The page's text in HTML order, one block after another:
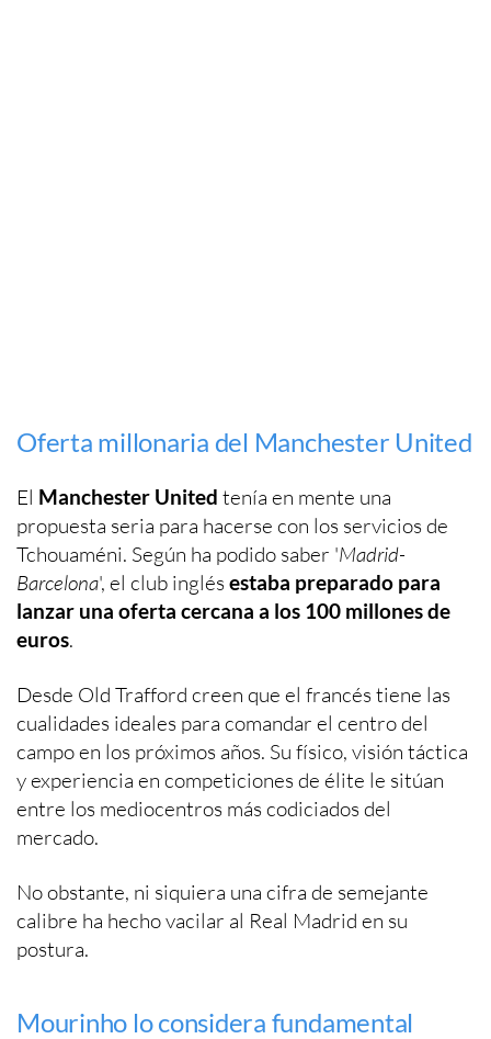
Oferta millonaria del Manchester United
El Manchester United tenía en mente una
propuesta seria para hacerse con los servicios de
Tchouaméni. Según ha podido saber 'Madrid-
Barcelona', el club inglés estaba preparado para
lanzar una oferta cercana a los 100 millones de
euros.
Desde Old Trafford creen que el francés tiene las
cualidades ideales para comandar el centro del
campo en los próximos años. Su físico, visión táctica
y experiencia en competiciones de élite le sitúan
entre los mediocentros más codiciados del
mercado.
No obstante, ni siquiera una cifra de semejante
calibre ha hecho vacilar al Real Madrid en su
postura.
Mourinho lo considera fundamental